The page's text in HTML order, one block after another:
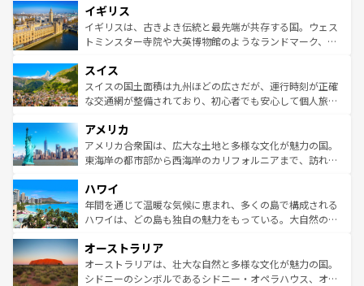
いる。シャンパンの発祥地であるランス、プロヴァンスの
香り高いラベンダー畑など、多彩な楽しみ方が可能だ。さ
らに、パリ以外の地域にも魅力が溢れており、どの街角に
れる地方に足を運ぶとそれぞれで全く異なる文化を体験で
きるだろう。 なお、新着のフランス情報はコンテンツ一覧
を参照してほしい。
顔を持つこの国は、どこを歩いても飽きることがない。ベ
ルリンの文化的活気、バイエルン州のアルプスの絶景、そ
してライン川沿いのワイン畑といった風景は必見。ビール
は、お酒好きな人にはぜひ体験してほしい。 なお、新着の
ドイツ情報はコンテンツ一覧を参照してほしい。
イギリス
イギリスは、古きよき伝統と最先端が共存する国。ウェス
トミンスター寺院や大英博物館のようなランドマーク、歴
リアごとに異なる魅力がある。また、優雅なアフタヌーン
ティー、ビール好きにはたまらない英国パブ、サッカー観
戦など、本場だからこそできる体験も豊富。イギリスを旅
ンツ一覧を参照してほしい。
スイス
スイスの国土面積は九州ほどの広さだが、運行時刻が正確
な交通網が整備されており、初心者でも安心して個人旅行
の建物がそのまま残る町や、スイスならではのユニークな
博物館もあり、アルプス観光だけでなく町歩きも満喫する
ことができる。国民の所得が高いため物価も高いが、旅行
ば市内交通費無料で観光を楽しむこともできる。 なお、新
着のスイス情報はコンテンツ一覧 を参照してほしい。
アメリカ
アメリカ合衆国は、広大な土地と多様な文化が魅力の国。
東海岸の都市部から西海岸のカリフォルニアまで、訪れる
のような巨大都市は、観光、ショッピング、エンターテイ
ンメントが詰まった刺激的なスポットだ。一方、アメリカ
西部には大自然が広がり、グランドキャニオンやイエロー
部のニューオーリンズでは、音楽と美食が融合した独特の
文化が魅力。旅行者はアメリカの各地域で異なる魅力を楽
しみながら、その多様性と豊かな歴史を感じることができ
ハワイ
年間を通じて温暖な気候に恵まれ、多くの島で構成される
ハワイは、どの島も独自の魅力をもっている。大自然の神
ワイ島は見逃せない。また、定番の観光地といえばオアフ
島だが、静かな自然を求めるならマウイ島やカウアイ島が
おすすめ。エメラルドグリーンに輝く海をはじめ、豊かな
オーストラリア
オーストラリアは、壮大な自然と多様な文化が魅力の国。
シドニーのシンボルであるシドニー・オペラハウス、オー